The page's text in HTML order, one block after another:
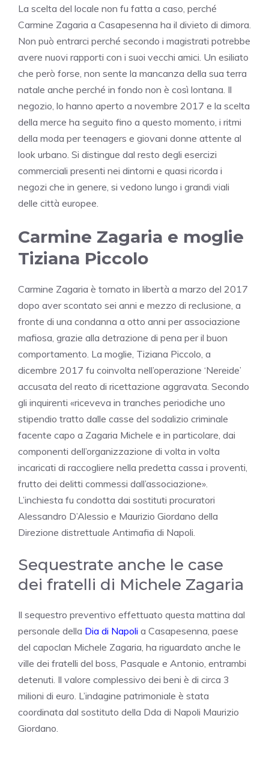
La scelta del locale non fu fatta a caso, perché
Carmine Zagaria a Casapesenna ha il divieto di dimora.
Non può entrarci perché secondo i magistrati potrebbe
avere nuovi rapporti con i suoi vecchi amici. Un esiliato
che però forse, non sente la mancanza della sua terra
natale anche perché in fondo non è così lontana. Il
negozio, lo hanno aperto a novembre 2017 e la scelta
della merce ha seguito fino a questo momento, i ritmi
della moda per teenagers e giovani donne attente al
look urbano. Si distingue dal resto degli esercizi
commerciali presenti nei dintorni e quasi ricorda i
negozi che in genere, si vedono lungo i grandi viali
delle città europee.
Carmine Zagaria e moglie
Tiziana Piccolo
Carmine Zagaria è tornato in libertà a marzo del 2017
dopo aver scontato sei anni e mezzo di reclusione, a
fronte di una condanna a otto anni per associazione
mafiosa, grazie alla detrazione di pena per il buon
comportamento. La moglie, Tiziana Piccolo, a
dicembre 2017 fu coinvolta nell’operazione ‘Nereide’
accusata del reato di ricettazione aggravata. Secondo
gli inquirenti «riceveva in tranches periodiche uno
stipendio tratto dalle casse del sodalizio criminale
facente capo a Zagaria Michele e in particolare, dai
componenti dell’organizzazione di volta in volta
incaricati di raccogliere nella predetta cassa i proventi,
frutto dei delitti commessi dall’associazione».
L’inchiesta fu condotta dai sostituti procuratori
Alessandro D’Alessio e Maurizio Giordano della
Direzione distrettuale Antimafia di Napoli.
Sequestrate anche le case
dei fratelli di Michele Zagaria
Il sequestro preventivo effettuato questa mattina dal
personale della Dia di Napoli a Casapesenna, paese
del capoclan Michele Zagaria, ha riguardato anche le
ville dei fratelli del boss, Pasquale e Antonio, entrambi
detenuti. Il valore complessivo dei beni è di circa 3
milioni di euro. L’indagine patrimoniale è stata
coordinata dal sostituto della Dda di Napoli Maurizio
Giordano.